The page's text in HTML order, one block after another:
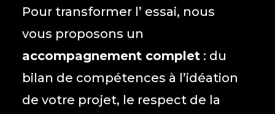
Pour transformer l’ essai, nous
vous proposons un
accompagnement complet: du
bilan de compétences à l’idéation
de votre projet, le respect de la